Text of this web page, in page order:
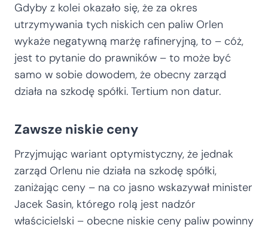
Gdyby z kolei okazało się, że za okres
utrzymywania tych niskich cen paliw Orlen
wykaże negatywną marżę rafineryjną, to – cóż,
jest to pytanie do prawników – to może być
samo w sobie dowodem, że obecny zarząd
działa na szkodę spółki. Tertium non datur.
Zawsze niskie ceny
Przyjmując wariant optymistyczny, że jednak
zarząd Orlenu nie działa na szkodę spółki,
zaniżając ceny – na co jasno wskazywał minister
Jacek Sasin, którego rolą jest nadzór
właścicielski – obecne niskie ceny paliw powinny